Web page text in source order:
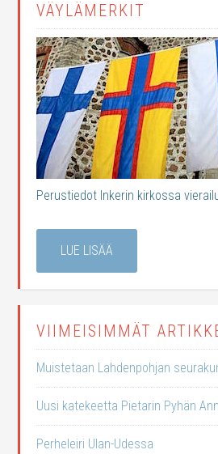
VÄYLÄMERKIT
Perustiedot Inkerin kirkossa
LUE LISÄÄ
VIIMEISIMMÄT
Muistetaan Lahdenpohjan
Uusi katekeetta Pietarin Pyhän
Perheleiri Ulan-Udessa